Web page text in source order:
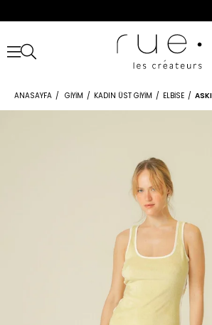
ANASAYFA GIYIM KADIN ÜST GIYIM ELBISE